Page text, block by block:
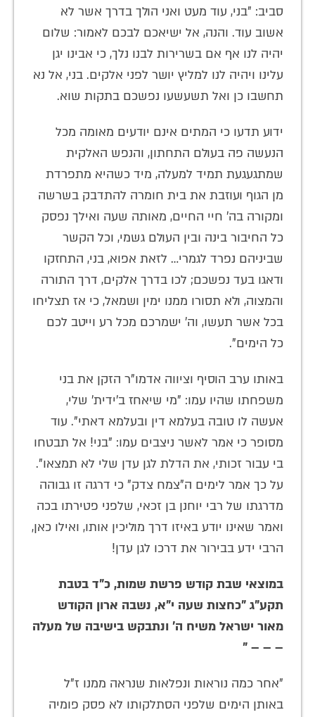
סביב: "בני, עוד מעט ואני הולך בדרך אשר לא
אשוב עוד. והנה, אל ישיאכם לבכם לאמור: שלום
יהיה לנו אף אם בשרירות לבנו נלך, כי אבינו יגן
עלינו ויהיה לנו למליץ יושר לפני אלקים. בני, אל נא
תחשבו כן ואל תשעשעו נפשכם בתקות שוא.
ידוע תדעו כי המתים אינם יודעים מאומה מכל
הנעשה פה בעולם התחתון, והנפש האלקית
שמתגעגעת תמיד למעלה, מיד כשהיא מתפרדת
מן הגוף ועוזבת את בית חומרה להתדבק בשרשה
ומקורה בה' חיי החיים, מאותה שעה ואילך נפסק
כל החיבור בינה ובין העולם גשמי, וכל הקשר
שביניהם נפרד לגמרי… לזאת אפוא, בני, התחזקו
ודאגו בעד נפשכם; לכו בדרך אלקים, דרך התורה
והמצוה, ולא תסורו ממנו ימין ושמאל, כי אז תצליחו
בכל אשר תעשו, וה' ישמרכם מכל רע וייטב לכם
כל הימים".
באותו ערב הוסיף וציווה אדמו"ר הזקן את בני
משפחתו שהיו עמו: "מי שיאחז ב'ידית' שלי,
אעשה לו טובה בעלמא דין ובעלמא דאתי". עוד
מסופר כי אמר לאשר ניצבים עמו: "בני! אל תבטחו
בי עבור זכותי, את הדלת לגן עדן שלי לא תמצאו".
על כך אמר לימים ה"צמח צדק" כי דרגה זו גבוהה
מדרגתו של רבי יוחנן בן זכאי, שלפני פטירתו בכה
ואמר שאינו יודע באיזו דרך מוליכין אותו, ואילו כאן,
הרבי ידע בבירור את דרכו לגן עדן!
במוצאי שבת קודש פרשת שמות, כ"ד בטבת
תקע"ג "כחצות שעה י"א, נשבה ארון הקודש
מאור ישראל משיח ה' ונתבקש בישיבה של מעלה
– – – "
"אחר כמה נוראות ונפלאות שנראה ממנו ז"ל
באותן הימים שלפני הסתלקותו לא פסק פומיה